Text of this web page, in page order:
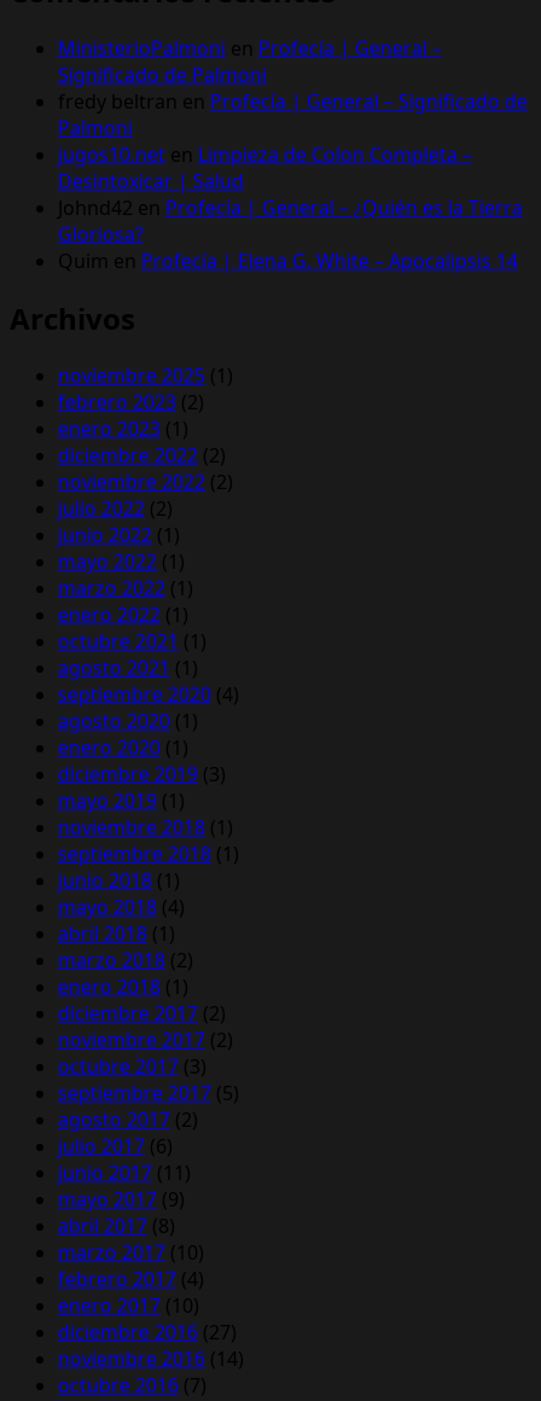
MinisterioPalmoni en Profecía | General –
Significado de Palmoni
fredy beltran en Profecía | General – Significado de
Palmoni
jugos10.net en Limpieza de Colon Completa –
Desintoxicar | Salud
Johnd42 en Profecía | General – ¿Quién es la Tierra
Gloriosa?
Quim en Profecía | Elena G. White – Apocalipsis 14
Archivos
noviembre 2025 (1)
febrero 2023 (2)
enero 2023 (1)
diciembre 2022 (2)
noviembre 2022 (2)
julio 2022 (2)
junio 2022 (1)
mayo 2022 (1)
marzo 2022 (1)
enero 2022 (1)
octubre 2021 (1)
agosto 2021 (1)
septiembre 2020 (4)
agosto 2020 (1)
enero 2020 (1)
diciembre 2019 (3)
mayo 2019 (1)
noviembre 2018 (1)
septiembre 2018 (1)
junio 2018 (1)
mayo 2018 (4)
abril 2018 (1)
marzo 2018 (2)
enero 2018 (1)
diciembre 2017 (2)
noviembre 2017 (2)
octubre 2017 (3)
septiembre 2017 (5)
agosto 2017 (2)
julio 2017 (6)
junio 2017 (11)
mayo 2017 (9)
abril 2017 (8)
marzo 2017 (10)
febrero 2017 (4)
enero 2017 (10)
diciembre 2016 (27)
noviembre 2016 (14)
octubre 2016 (7)